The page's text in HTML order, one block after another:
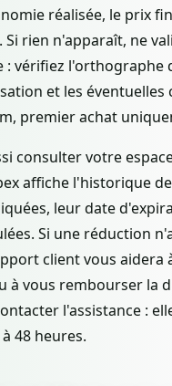
réalisée, le prix
rien n'apparaît, ne
: vérifiez l'orthographe
et les éventuelles
premier achat
consulter votre
affiche l'historique
leur date
Si une réduction
client vous aidera
à vous rembourser la
l'assistance :
48 heures.